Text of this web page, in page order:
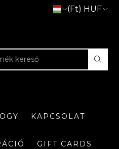
(Ft) HUF
KAPCSOLAT
GIFT CARDS